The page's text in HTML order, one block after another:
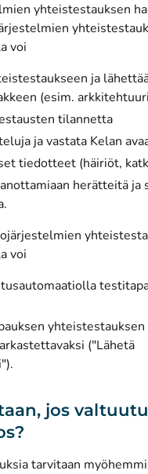
yhteistestauksen
voi
ja
(esim.
tilannetta
ja vastata Kelan
tiedotteet (häiriöt,
herätteitä ja
voi
yhteistestauksen
("Lähetä
jos
tarvitaan